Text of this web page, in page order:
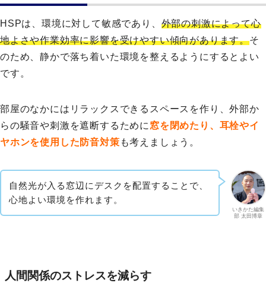
HSPは、環境に対して敏感であり、 外部の刺激によって心
地よさや作業効率に影響を受けやすい傾向があります。そ
のため、静かで落ち着いた環境を整えるようにするとよい
です。
部屋のなかにはリラックスできるスペースを作り、外部か
らの騒音や刺激を遮断するために 窓を閉めたり、耳栓やイ
ヤホンを使用した防音対策 も考えましょう。
いきかた編集
部 太田博章
自然光が入る窓辺にデスクを配置することで、
心地よい環境を作れます。
人間関係のストレスを減らす